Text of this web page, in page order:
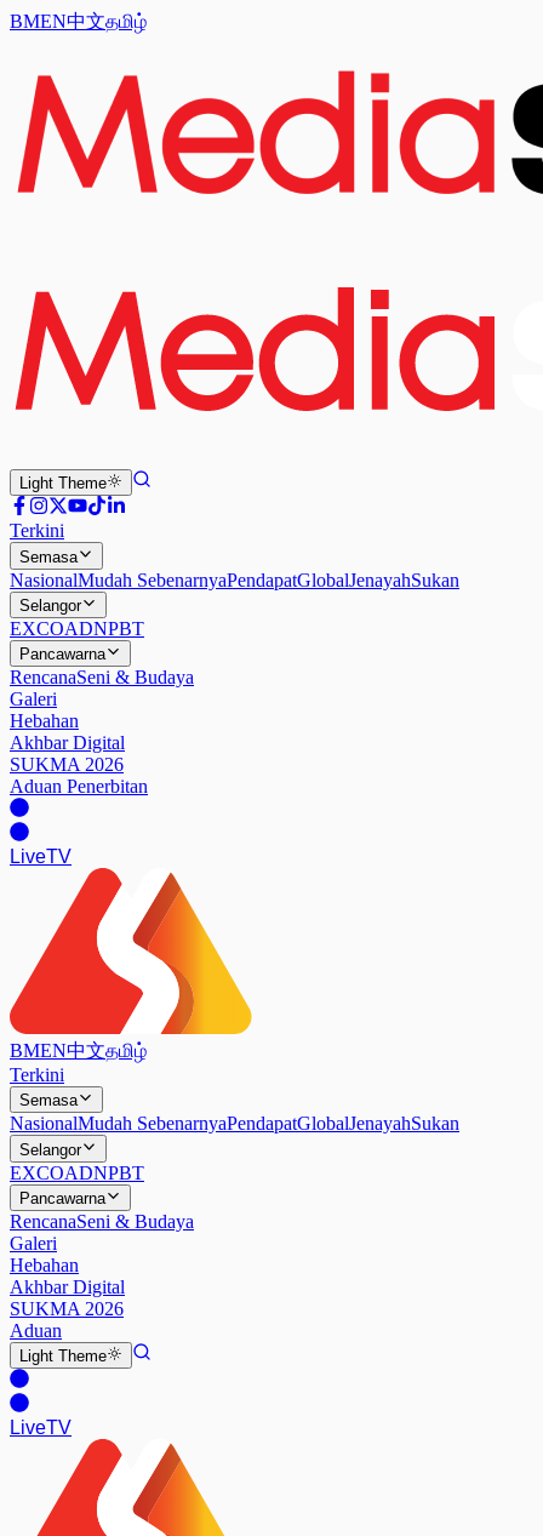
BMEN中文தமிழ்
Light Theme
Terkini
Semasa
NasionalMudah SebenarnyaPendapatGlobalJenayahSukan
Selangor
EXCOADNPBT
Pancawarna
RencanaSeni & Budaya
Galeri
Hebahan
Akhbar Digital
SUKMA 2026
Aduan Penerbitan
LiveTV
BMEN中文தமிழ்
Terkini
Semasa
NasionalMudah SebenarnyaPendapatGlobalJenayahSukan
Selangor
EXCOADNPBT
Pancawarna
RencanaSeni & Budaya
Galeri
Hebahan
Akhbar Digital
SUKMA 2026
Aduan
Light Theme
LiveTV